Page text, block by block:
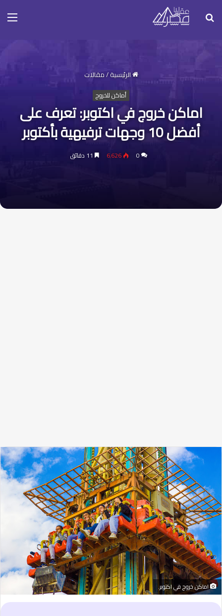
الرئيسية/مقالات
أماكن للخروج
اماكن خروج في اكتوبر: تعرف على
أفضل 10 وجهات ترفيهية بأكتوبر
0 6٬626
اماكن خروج في اكتوبر.